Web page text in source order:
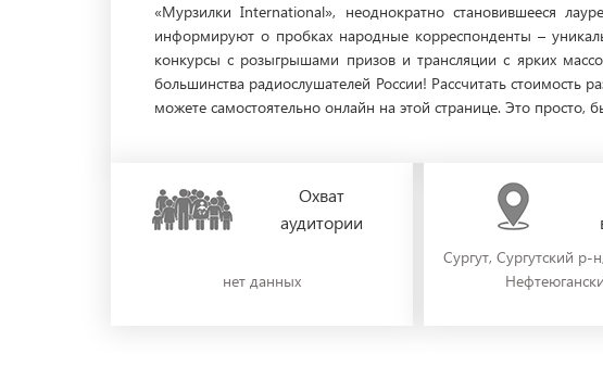
«Мурзилки International», неоднократно становившееся
информируют о пробках народные корреспонденты –
конкурсы с розыгрышами призов и трансляции с ярких
большинства радиослушателей России! Рассчитать
можете самостоятельно онлайн на этой странице. Это просто,
Охват
аудитории
нет данных
Сургут, Сургутский р-